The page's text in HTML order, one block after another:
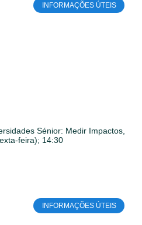
INFORMAÇÕES ÚTEIS
Sénior: Medir Impactos,
feira); 14:30
INFORMAÇÕES ÚTEIS